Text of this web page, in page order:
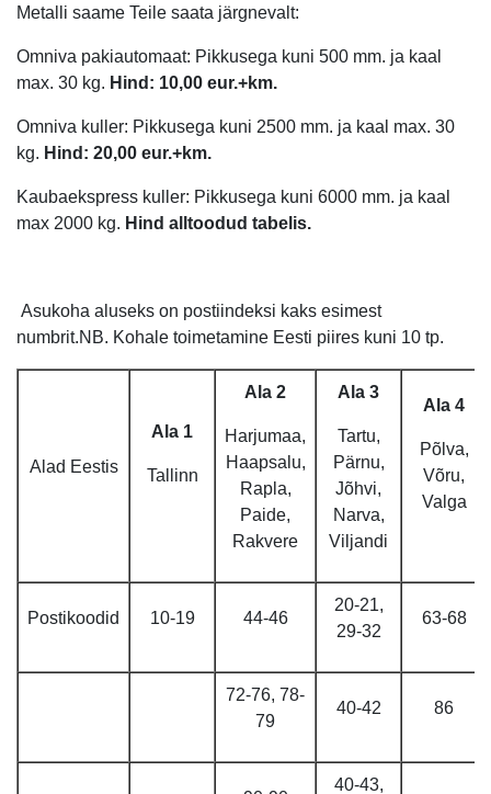
Metalli saame Teile saata järgnevalt:
Omniva pakiautomaat: Pikkusega kuni 500 mm. ja kaal
max. 30 kg. Hind: 10,00 eur.+km.
Omniva kuller: Pikkusega kuni 2500 mm. ja kaal max. 30
kg. Hind: 20,00 eur.+km.
Kaubaekspress kuller: Pikkusega kuni 6000 mm. ja kaal
max 2000 kg. Hind alltoodud tabelis.
Asukoha aluseks on postiindeksi kaks esimest
numbrit.NB. Kohale toimetamine Eesti piires kuni 10 tp.
Alad Eestis
Ala 1
Tallinn
Ala 2
Harjumaa,
Haapsalu,
Rapla,
Paide,
Rakvere
Ala 3
Tartu,
Pärnu,
Jõhvi,
Narva,
Viljandi
Ala 4
Põlva,
Võru,
Valga
Postikoodid 10-19 44-46
20-21,
29-32
63-68
72-76, 78-
79
40-42 86
40-43,